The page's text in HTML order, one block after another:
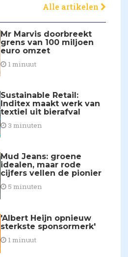
Alle artikelen
Mr Marvis doorbreekt
grens van 100 miljoen
euro omzet
1 minuut
Sustainable Retail:
Inditex maakt werk van
textiel uit bierafval
3 minuten
Mud Jeans: groene
idealen, maar rode
cijfers vellen de pionier
5 minuten
'Albert Heijn opnieuw
sterkste sponsormerk'
1 minuut